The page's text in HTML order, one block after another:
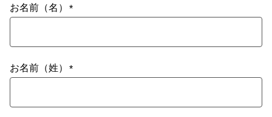
お名前（名）
お名前（姓）